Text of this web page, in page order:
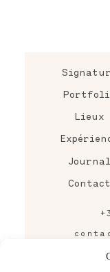
Lieux
Journal
Contact
43